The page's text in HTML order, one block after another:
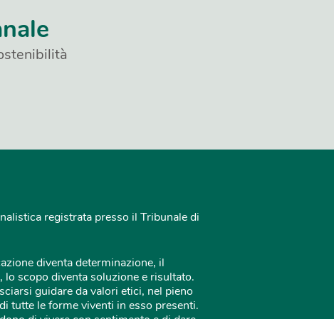
registrata presso il Tribunale di
diventa determinazione, il
lo scopo diventa soluzione e risultato.
guidare da valori etici, nel pieno
tutte le forme viventi in esso presenti.